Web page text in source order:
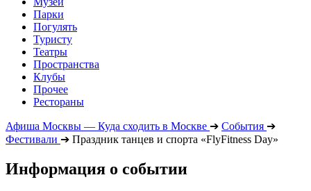
Парки
Погулять
Туристу
Театры
Пространства
Клубы
Прочее
Рестораны
Афиша Москвы — Куда сходить в Москве ➔ События ➔
Фестивали ➔ Праздник танцев и спорта «FlyFitness Day»
Информация о событии